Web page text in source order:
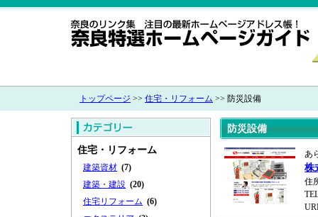
トップページ >> 住宅・リフォーム >> 防災設備
住宅・リフォーム
建築資材 (7)
建築・建設 (20)
住宅リフォーム (6)
防災設備
あ
株
住